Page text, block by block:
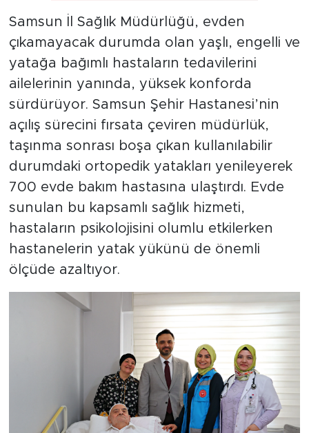
Samsun İl Sağlık Müdürlüğü, evden
çıkamayacak durumda olan yaşlı, engelli ve
yatağa bağımlı hastaların tedavilerini
ailelerinin yanında, yüksek konforda
sürdürüyor. Samsun Şehir Hastanesi’nin
açılış sürecini fırsata çeviren müdürlük,
taşınma sonrası boşa çıkan kullanılabilir
durumdaki ortopedik yatakları yenileyerek
700 evde bakım hastasına ulaştırdı. Evde
sunulan bu kapsamlı sağlık hizmeti,
hastaların psikolojisini olumlu etkilerken
hastanelerin yatak yükünü de önemli
ölçüde azaltıyor.